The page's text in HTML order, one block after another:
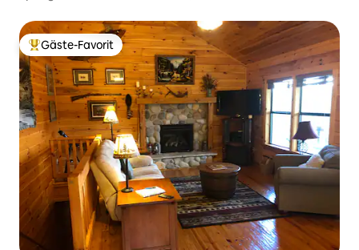
Beliebter Gäste-Favorit.
Gäste-Favorit